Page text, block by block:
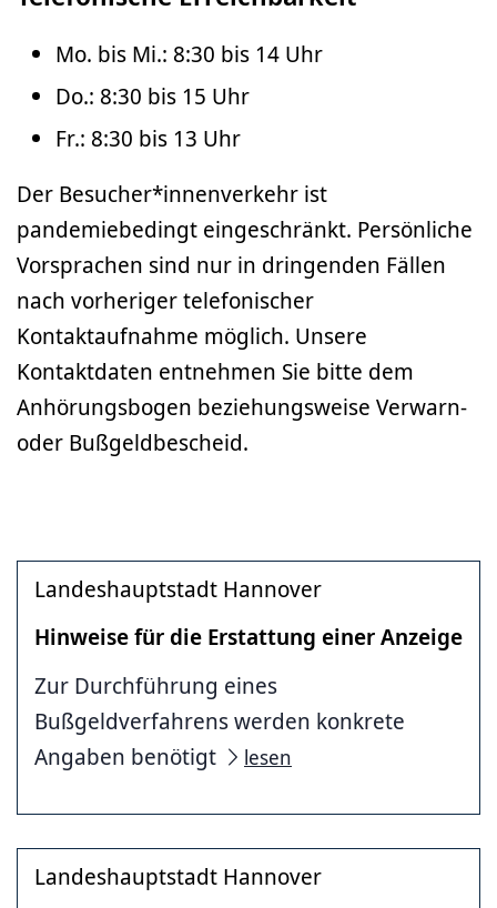
Mo. bis Mi.: 8:30 bis 14 Uhr
Do.: 8:30 bis 15 Uhr
Fr.: 8:30 bis 13 Uhr
Der Besucher*innenverkehr ist
pandemiebedingt eingeschränkt. Persönliche
Vorsprachen sind nur in dringenden Fällen
nach vorheriger telefonischer
Kontaktaufnahme möglich. Unsere
Kontaktdaten entnehmen Sie bitte dem
Anhörungsbogen beziehungsweise Verwarn-
oder Bußgeldbescheid.
Landeshauptstadt Hannover
Hinweise für die Erstattung einer Anzeige
Zur Durchführung eines
Bußgeldverfahrens werden konkrete
Angaben benötigt
lesen
Landeshauptstadt Hannover